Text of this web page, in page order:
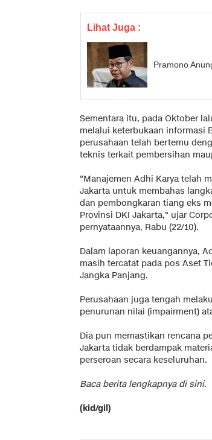
Lihat Juga :
Pramono
Sementara itu, pada Oktober
melalui keterbukaan informasi
perusahaan telah bertemu
teknis terkait pembersihan
"Manajemen Adhi Karya telah
Jakarta untuk membahas
dan pembongkaran tiang eks
Provinsi DKI Jakarta," ujar
pernyataannya, Rabu (22/10).
Dalam laporan keuangannya,
masih tercatat pada pos Aset
Jangka Panjang.
Perusahaan juga tengah
penurunan nilai (impairment)
Dia pun memastikan rencana
Jakarta tidak berdampak
perseroan secara keseluruhan.
Baca berita lengkapnya di sini.
(kid/gil)